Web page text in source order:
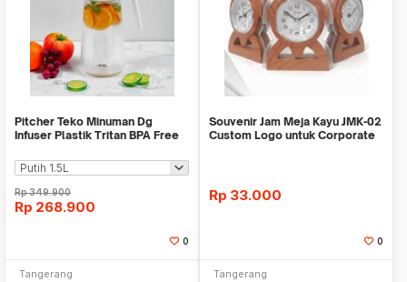
Pitcher Teko Minuman Dg
Infuser Plastik Tritan BPA Free
Rp349.900
Rp 268.900
0
Tangerang
Souvenir Jam Meja Kayu JMK-02
Custom Logo untuk Corporate
Rp 33.000
0
Tangerang